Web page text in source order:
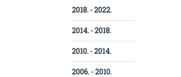
2018. - 2022.
2014. - 2018.
2010. - 2014.
2006. - 2010.